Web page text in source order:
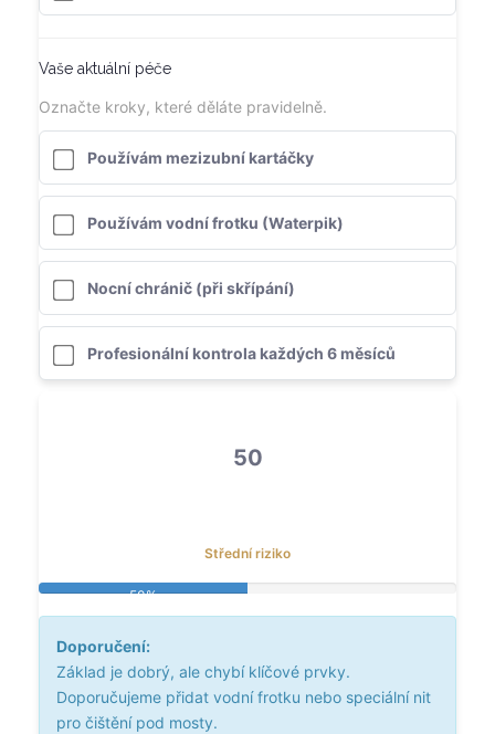
Vaše aktuální péče
Označte kroky, které děláte pravidelně.
Používám mezizubní kartáčky
Používám vodní frotku (Waterpik)
Nocní chránič (při skřípání)
Profesionální kontrola každých 6 měsíců
50
Střední riziko
50%
Doporučení:
Základ je dobrý, ale chybí klíčové prvky.
Doporučujeme přidat vodní frotku nebo speciální nit
pro čištění pod mosty.